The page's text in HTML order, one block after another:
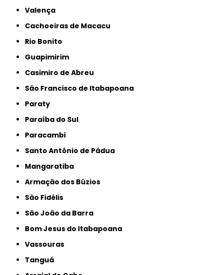
Valença
Cachoeiras de Macacu
Rio Bonito
Guapimirim
Casimiro de Abreu
São Francisco de Itabapoana
Paraty
Paraíba do Sul
Paracambi
Santo Antônio de Pádua
Mangaratiba
Armação dos Búzios
São Fidélis
São João da Barra
Bom Jesus do Itabapoana
Vassouras
Tanguá